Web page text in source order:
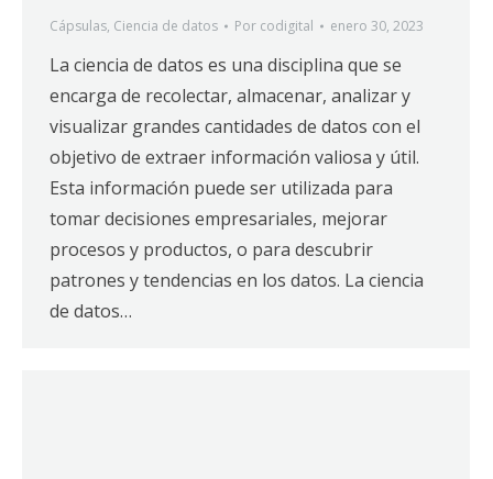
Cápsulas, Ciencia de datos Por codigital enero 30, 2023
La ciencia de datos es una disciplina que se
encarga de recolectar, almacenar, analizar y
visualizar grandes cantidades de datos con el
objetivo de extraer información valiosa y útil.
Esta información puede ser utilizada para
tomar decisiones empresariales, mejorar
procesos y productos, o para descubrir
patrones y tendencias en los datos. La ciencia
de datos…